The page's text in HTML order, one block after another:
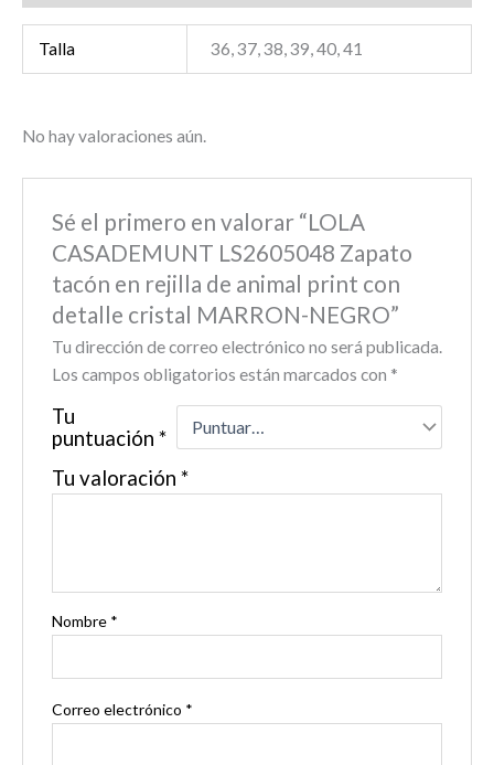
Talla 36, 37, 38, 39, 40, 41
No hay valoraciones aún.
Sé el primero en valorar “LOLA
CASADEMUNT LS2605048 Zapato
tacón en rejilla de animal print con
detalle cristal MARRON-NEGRO”
Tu dirección de correo electrónico no será publicada.
Los campos obligatorios están marcados con *
Tu
puntuación *
Tu valoración *
Nombre *
Correo electrónico *